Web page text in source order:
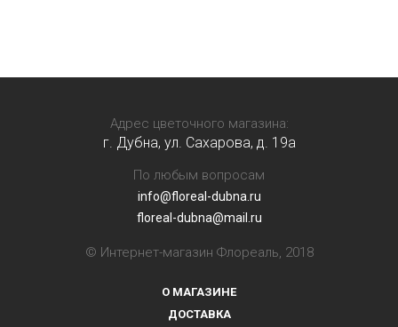
Адрес цветочного магазина:
г. Дубна, ул. Сахарова, д. 19a
По любым вопросам
info@floreal-dubna.ru
floreal-dubna@mail.ru
© Интернет-магазин Флореаль, 2018
О МАГАЗИНЕ
ДОСТАВКА